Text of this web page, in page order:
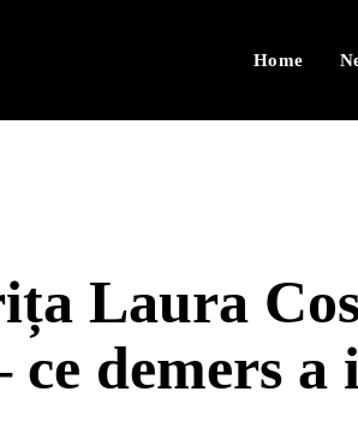
Home
Laura
ce demers